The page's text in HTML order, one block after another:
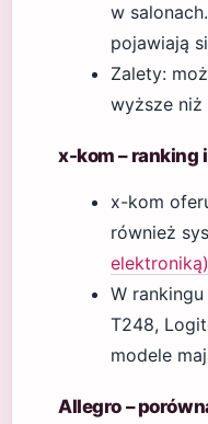
w
pojawiają
Zalety:
wyższe niż
x-kom – ranking
x-kom
również
elektroniką)
W
T248,
modele
Allegro –